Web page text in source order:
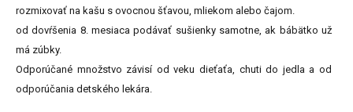
rozmixovať na kašu s ovocnou šťavou, mliekom alebo čajom.
od dovŕšenia 8. mesiaca podávať sušienky samotne, ak bábätko už
má zúbky.
Odporúčané množstvo závisí od veku dieťaťa, chuti do jedla a od
odporúčania detského lekára.